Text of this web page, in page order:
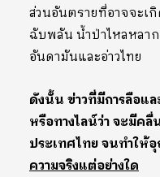
ส่วนอันตรายที่อาจจะเ
ฉับพลัน น้ำป่าไหลหลา
อันดามันและอ่าวไทย
ดังนั้น ข่าวที่มีการลือแ
หรือทางไลน์ว่า จะมีค
ประเทศไทย จนทำใ
ความจริงแต่อย่างใด